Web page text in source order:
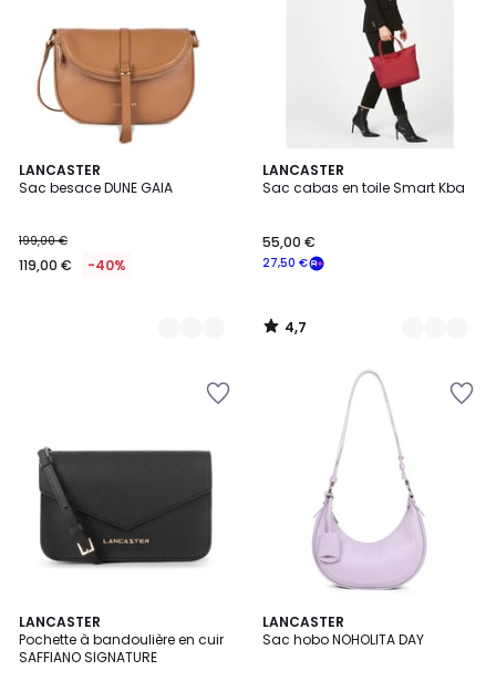
LANCASTER
Sac besace DUNE GAIA
199,00 €
119,00 € -40%
3
Couleurs
LANCASTER
Sac cabas en toile Smart Kba
27,50 €
55,00 €
4,7
/ 5
11
Couleurs
4,7
/
LANCASTER
Pochette à bandoulière en cuir
SAFFIANO SIGNATURE
4
/
5
2
Couleurs
LANCASTER
Sac hobo NOHOLITA DAY
3
Couleurs